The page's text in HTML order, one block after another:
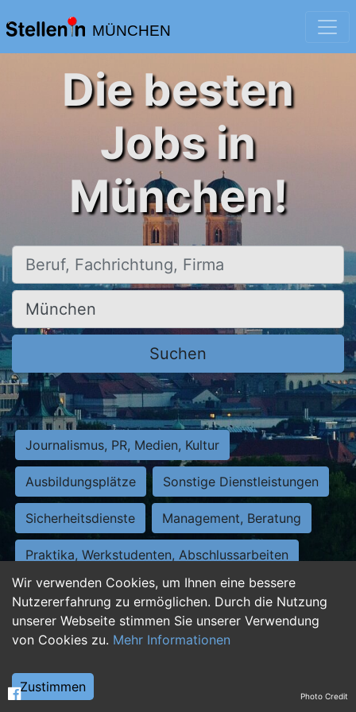
MÜNCHEN
Wir verwenden Cookies, um Ihnen eine bessere
Nutzererfahrung zu ermöglichen. Durch die Nutzung
unserer Webseite stimmen Sie unserer Verwendung
von Cookies zu. Mehr Informationen
Zustimmen
Die besten
Jobs in
München!
Beruf, Fachrichtung, Firma
Ort, Stadt
Suchen
Journalismus, PR, Medien, Kultur
Ausbildungsplätze Sonstige Dienstleistungen
Sicherheitsdienste Management, Beratung
Praktika, Werkstudenten, Abschlussarbeiten
Personalwesen Assistenz, Sekretariat
Hilfskräfte, Aushilfs- und Nebenjobs
Weiterbildung, Studium, duale Ausbildung Photo Credit